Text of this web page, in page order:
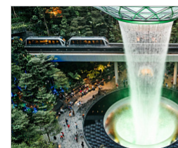
К самому большому
– на поезде
На весенней церемонии
Airport Awards
признали лучшим в
получает уже седьмой год